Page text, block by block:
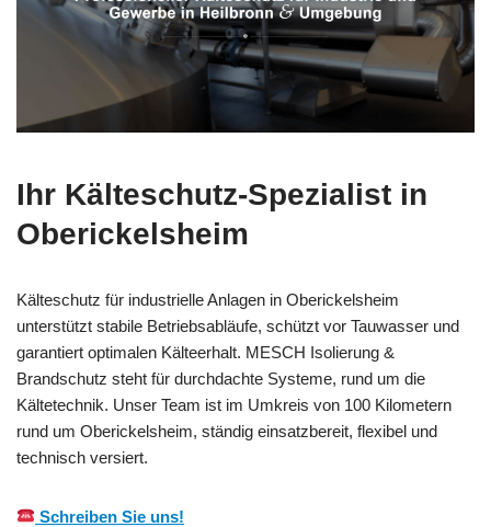
Ihr Kälteschutz-Spezialist in
Oberickelsheim
Kälteschutz für industrielle Anlagen in Oberickelsheim
unterstützt stabile Betriebsabläufe, schützt vor Tauwasser und
garantiert optimalen Kälteerhalt. MESCH Isolierung &
Brandschutz steht für durchdachte Systeme, rund um die
Kältetechnik. Unser Team ist im Umkreis von 100 Kilometern
rund um Oberickelsheim, ständig einsatzbereit, flexibel und
technisch versiert.
Schreiben Sie uns!